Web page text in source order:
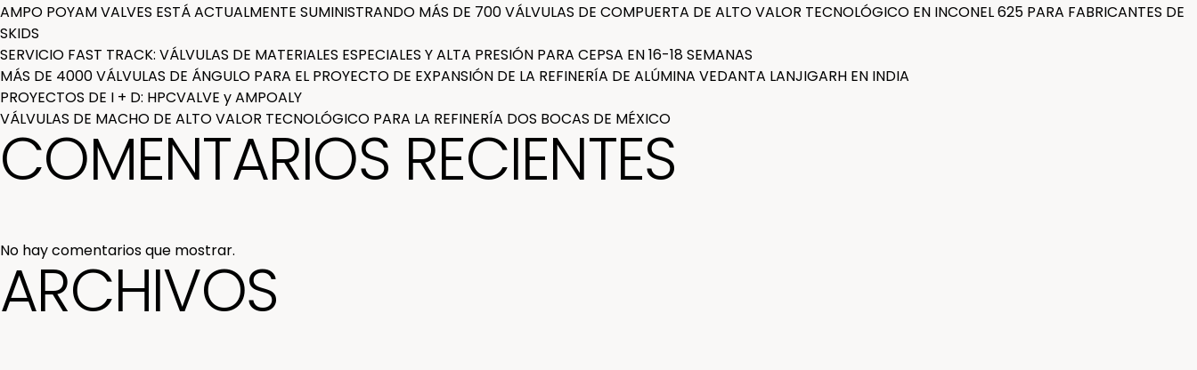
AMPO POYAM VALVES ESTÁ ACTUALMENTE SUMINISTRANDO MÁS DE 700 VÁLVULAS DE COMPUERTA DE ALTO VALOR TECNOLÓGICO EN INCONEL 625 PARA FABRICANTES DE
SKIDS
SERVICIO FAST TRACK: VÁLVULAS DE MATERIALES ESPECIALES Y ALTA PRESIÓN PARA CEPSA EN 16-18 SEMANAS
MÁS DE 4000 VÁLVULAS DE ÁNGULO PARA EL PROYECTO DE EXPANSIÓN DE LA REFINERÍA DE ALÚMINA VEDANTA LANJIGARH EN INDIA
PROYECTOS DE I + D: HPCVALVE y AMPOALY
VÁLVULAS DE MACHO DE ALTO VALOR TECNOLÓGICO PARA LA REFINERÍA DOS BOCAS DE MÉXICO
COMENTARIOS RECIENTES
No hay comentarios que mostrar.
ARCHIVOS